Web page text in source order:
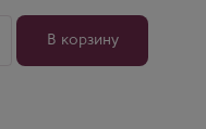
В корзину